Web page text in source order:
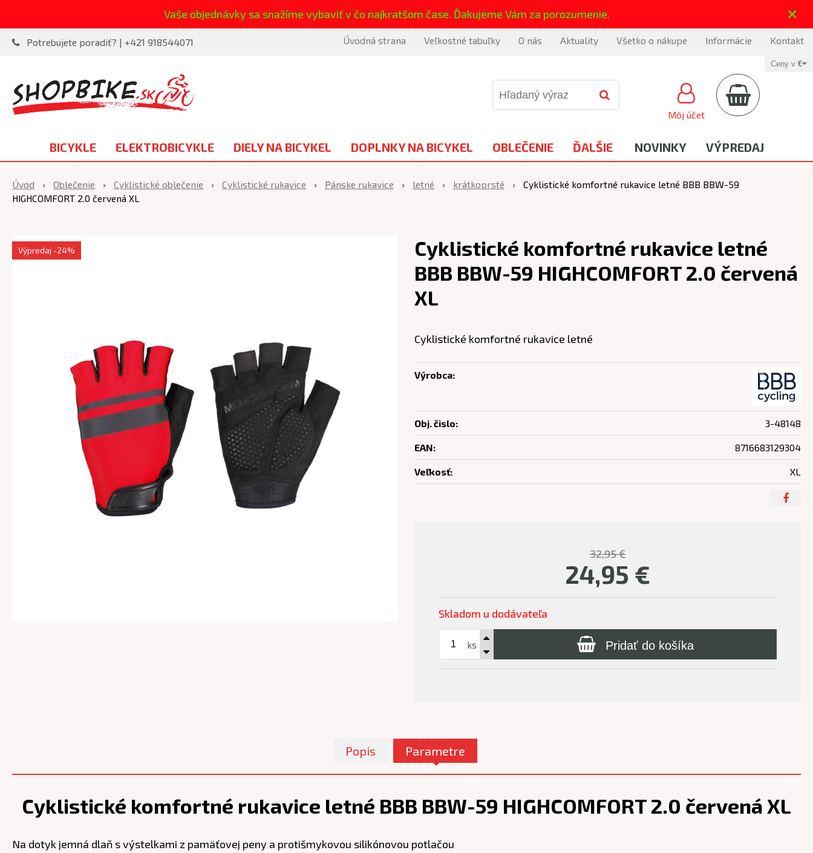
Vaše objednávky sa snažíme vybaviť v čo najkratšom čase. Ďakujeme Vám za porozumenie. ×
Potrebujete poradiť? | +421 918544071 Úvodná strana Veľkostné tabuľky O nás Aktuality Všetko o nákupe Informácie Kontakt
Môj účet
Ceny v €
BICYKLE ELEKTROBICYKLE DIELY NA BICYKEL DOPLNKY NA BICYKEL OBLEČENIE ĎALŠIE NOVINKY VÝPREDAJ
Úvod Oblečenie Cyklistické oblečenie Cyklistické rukavice Pánske rukavice letné krátkoprsté
Cyklistické komfortné rukavice letné BBB BBW-59
HIGHCOMFORT 2.0 červená XL
Výpredaj -24%
Cyklistické komfortné rukavice letné
BBB BBW-59 HIGHCOMFORT 2.0 červená
XL
32,95 €
24,95 €
Skladom u dodávateľa
ks Pridať do košíka
Cyklistické komfortné rukavice letné
Výrobca:
Obj. čislo: 3-48148
EAN: 8716683129304
Veľkosť: XL
Popis Parametre
Cyklistické komfortné rukavice letné BBB BBW-59 HIGHCOMFORT 2.0 červená XL
Na dotyk jemná dlaň s výstelkami z pamäťovej peny a protišmykovou silikónovou potlačou